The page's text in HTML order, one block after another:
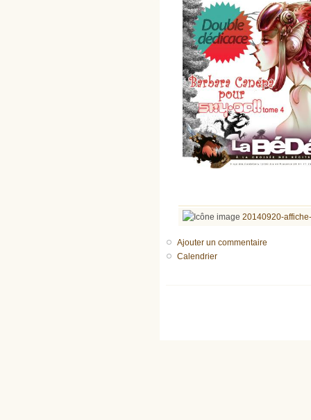
20140920-
Ajouter un commentaire
Calendrier